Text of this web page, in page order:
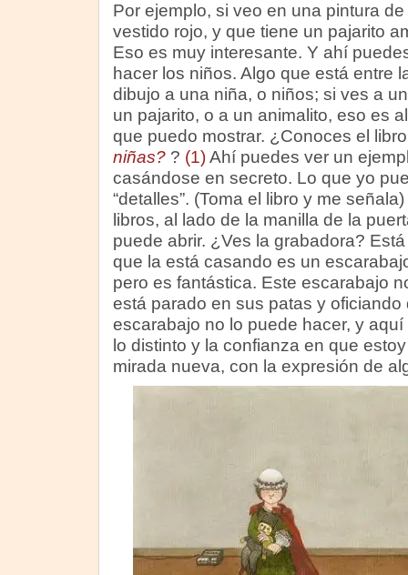
Por ejemplo, si veo en una pintura
vestido rojo, y que tiene un pajarito
Eso es muy interesante. Y ahí
hacer los niños. Algo que está entre
dibujo a una niña, o niños; si ves a
un pajarito, o a un animalito, eso es
que puedo mostrar. ¿Conoces el
niñas?? (1)Ahí puedes ver un
casándose en secreto. Lo que yo
“detalles”. (Toma el libro y me
libros, al lado de la manilla de la
puede abrir. ¿Ves la grabadora?
que la está casando es un
pero es fantástica. Este escarabajo
está parado en sus patas y
escarabajo no lo puede hacer, y
lo distinto y la confianza en que
mirada nueva, con la expresión de